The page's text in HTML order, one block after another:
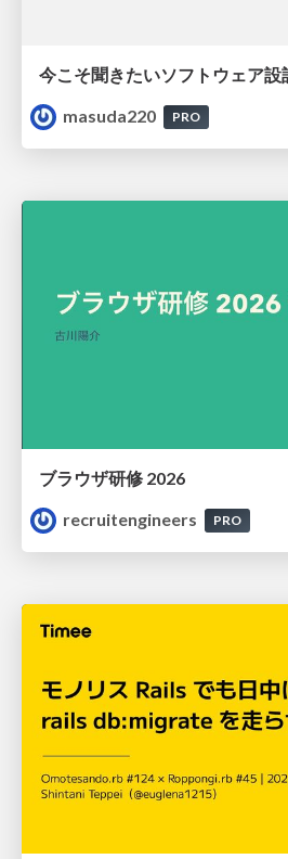
masuda220
PRO
ブラウザ研修 2026
recruitengineers
PRO